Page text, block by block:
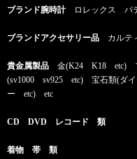
ブランド腕時計ロレックス パ
ブランドアクセサリー品 カルテ
貴金属製品 金(K24 K18 etc)
(sv1000 sv925 etc) 宝石類(ダ
ー etc) etc
CD DVD レコード 類
着物 帯 類